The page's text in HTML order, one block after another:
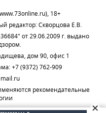
18+
редактор: Скворцова Е.В.
от 29.06.2009 г. выдано
дом 90, офис 1
+7 (9372) 762-909
рекомендательные